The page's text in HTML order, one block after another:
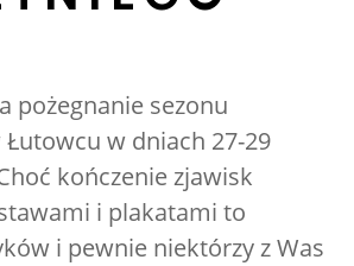
pożegnanie sezonu
Łutowcu w dniach 27-29
kończenie zjawisk
i plakatami to
i pewnie niektórzy z Was